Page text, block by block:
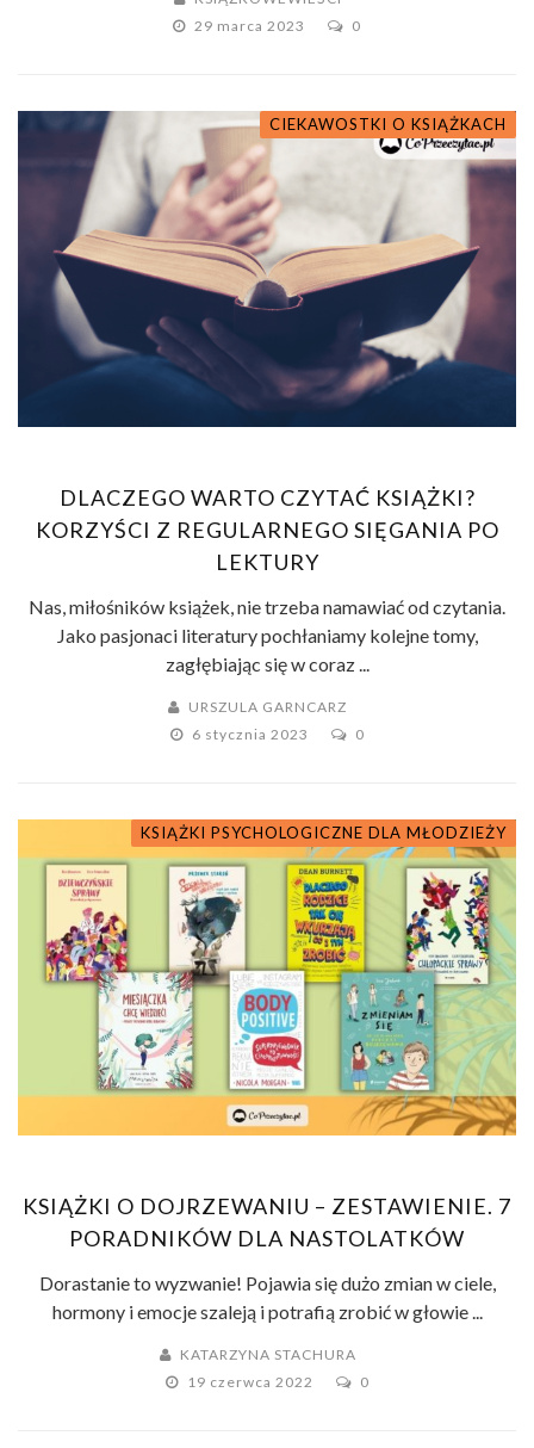
29 marca 2023
0
CIEKAWOSTKI O KSIĄŻKACH
DLACZEGO WARTO CZYTAĆ KSIĄŻKI?
KORZYŚCI Z REGULARNEGO SIĘGANIA PO
LEKTURY
Nas, miłośników książek, nie trzeba namawiać od czytania.
Jako pasjonaci literatury pochłaniamy kolejne tomy,
zagłębiając się w coraz ...
URSZULA GARNCARZ
6 stycznia 2023
0
KSIĄŻKI PSYCHOLOGICZNE DLA MŁODZIEŻY
KSIĄŻKI O DOJRZEWANIU – ZESTAWIENIE. 7
PORADNIKÓW DLA NASTOLATKÓW
Dorastanie to wyzwanie! Pojawia się dużo zmian w ciele,
hormony i emocje szaleją i potrafią zrobić w głowie ...
KATARZYNA STACHURA
19 czerwca 2022
0